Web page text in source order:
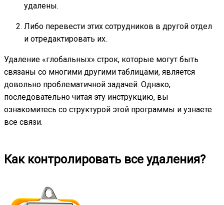
удалены.
Либо перевести этих сотрудников в другой отдел
и отредактировать их.
Удаление «глобальных» строк, которые могут быть
связаны со многими другими таблицами, является
довольно проблематичной задачей. Однако,
последовательно читая эту инструкцию, вы
ознакомитесь со структурой этой программы и узнаете
все связи.
Как контролировать все удаления?